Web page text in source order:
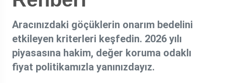
Aracınızdaki göçüklerin onarım bedelini
etkileyen kriterleri keşfedin. 2026 yılı
piyasasına hakim, değer koruma odaklı
fiyat politikamızla yanınızdayız.